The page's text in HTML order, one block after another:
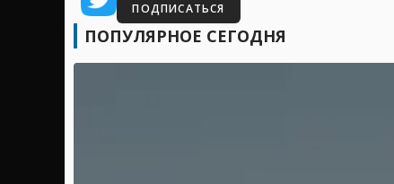
ПОДПИСАТЬСЯ
ПОПУЛЯРНОЕ СЕГОДНЯ